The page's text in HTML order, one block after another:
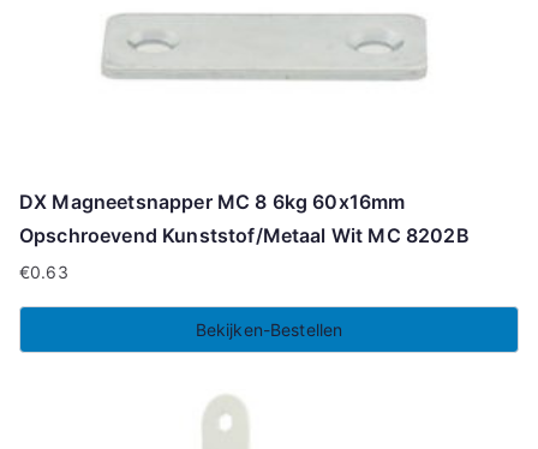
DX Magneetsnapper MC 8 6kg 60x16mm
Opschroevend Kunststof/Metaal Wit MC 8202B
€0.63
Bekijken-Bestellen